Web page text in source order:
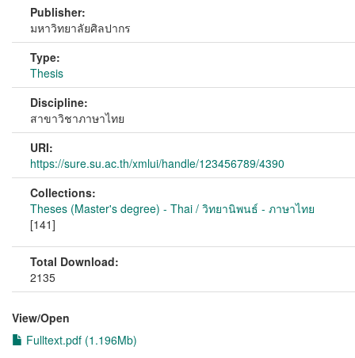
Publisher:
มหาวิทยาลัยศิลปากร
Type:
Thesis
Discipline:
สาขาวิชาภาษาไทย
URI:
https://sure.su.ac.th/xmlui/handle/123456789/4390
Collections:
Theses (Master's degree) - Thai / วิทยานิพนธ์ - ภาษาไทย
[141]
Total Download:
2135
View/Open
Fulltext.pdf (1.196Mb)